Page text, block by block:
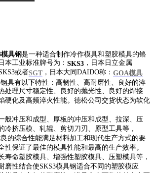
具钢是一种适合制作冷作模具和塑胶模具的铬
本工业标准牌号为： SKS3 ，日本日立金属
或者SGT ，日本大同DAIDO称： GOA模具
钢具有以下特性：高韧性、高耐磨性、良好的淬
处理尺寸稳定性、良好的抛光性、良好的焊接
硬化及高频淬火性能。德松公司交货状态为软化
般冲压和成型、厚板的冲压和成型、拉深、压
冷挤压模、轧辊、剪切刀刃、原型工具等，
的综合性能满足材料加工和现代生产方式的要
性保证了最佳的模具性能和最高的生产效率。
寿命塑胶模具、增强性塑胶模具、压塑模具等，
磨性结合使SKS3模具钢适合不同的塑胶模应